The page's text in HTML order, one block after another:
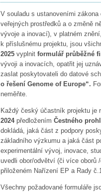
V souladu s ustanoveními
veřejných prostředků a o změně
vývoje a inovací), v platném
k příslušnému projektu, jsou
2025vyplnit formulář průběžné
vývoji a inovacích, opatřit jej
zaslat poskytovateli do datové
o řešení Genome of Europe“.
neměňte.
Každý český účastník projektu je
2024předložením Čestného
dokládá, jaká část z podpory
základního výzkumu a jaká část
experimentální vývoj, inovace,
uvedli obor/odvětví (či více oborů
přiloženém Nařízení EP a Rady
Všechny požadované formuláře